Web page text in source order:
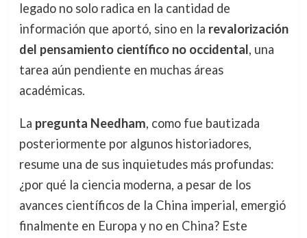
legado no solo radica en la cantidad de
información que aportó, sino en la revalorización
del pensamiento científico no occidental, una
tarea aún pendiente en muchas áreas
académicas.
La pregunta Needham, como fue bautizada
posteriormente por algunos historiadores,
resume una de sus inquietudes más profundas:
¿por qué la ciencia moderna, a pesar de los
avances científicos de la China imperial, emergió
finalmente en Europa y no en China? Este